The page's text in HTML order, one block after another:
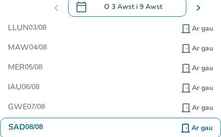
chevron_left calendar_today O 3 Awst i 9 Awst
.Agor y calendr i newid dyddiadau chevron_right
LLUN03/08 door_front Ar gau
MAW04/08 door_front Ar gau
MER05/08 door_front Ar gau
IAU06/08 door_front Ar gau
GWE07/08 door_front Ar gau
SAD08/08 door_front Ar gau